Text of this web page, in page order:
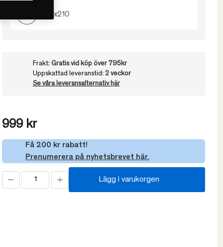
150x210
Frakt: Gratis vid köp över 795kr
Uppskattad leveranstid: 2 veckor
Se våra leveransalternativ här
999 kr
Få 200 kr rabatt!
Prenumerera på nyhetsbrevet här.
Lägg i varukorgen